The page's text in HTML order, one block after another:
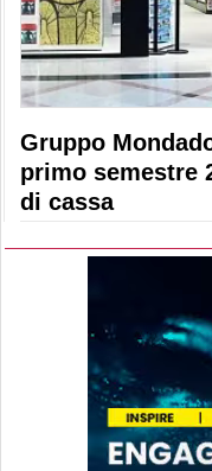
Gruppo
primo semestre
di cassa